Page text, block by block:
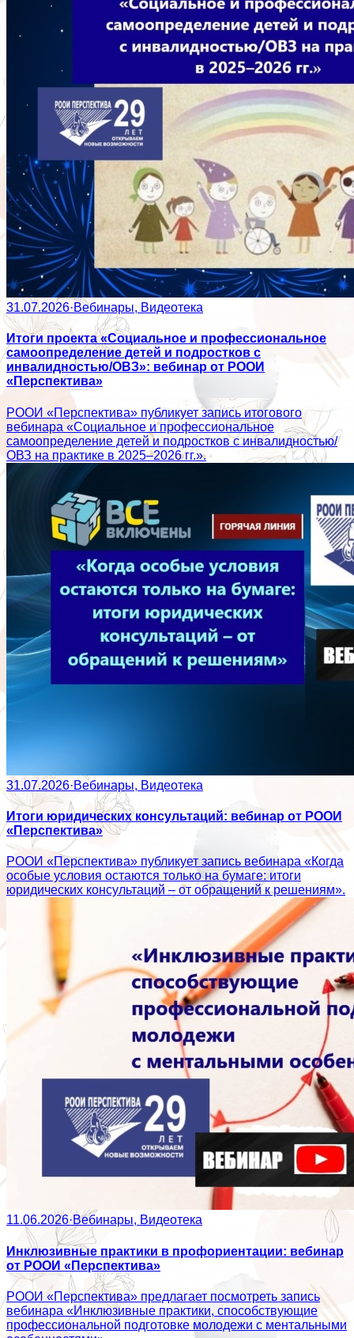
31.07.2026·Вебинары, Видеотека
Итоги проекта «Социальное и профессиональное
самоопределение детей и подростков с
инвалидностью/ОВЗ»: вебинар от РООИ
«Перспектива»
РООИ «Перспектива» публикует запись итогового
вебинара «Социальное и профессиональное
самоопределение детей и подростков с инвалидностью/
ОВЗ на практике в 2025–2026 гг.».
31.07.2026·Вебинары, Видеотека
Итоги юридических консультаций: вебинар от РООИ
«Перспектива»
РООИ «Перспектива» публикует запись вебинара «Когда
особые условия остаются только на бумаге: итоги
юридических консультаций – от обращений к решениям».
11.06.2026·Вебинары, Видеотека
Инклюзивные практики в профориентации: вебинар
от РООИ «Перспектива»
РООИ «Перспектива» предлагает посмотреть запись
вебинара «Инклюзивные практики, способствующие
профессиональной подготовке молодежи с ментальными